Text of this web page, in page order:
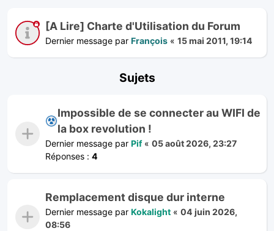
[A Lire] Charte d'Utilisation du Forum
Dernier message par François « 15 mai 2011, 19:14
Sujets
Impossible de se connecter au WIFI de
la box revolution !
Dernier message par Pif« 05 août 2026, 23:27
Réponses : 4
Remplacement disque dur interne
Dernier message par Kokalight « 04 juin 2026,
08:56